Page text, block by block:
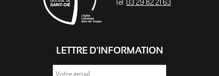
Tél: 03 29 82 21 63
LETTRE D'INFORMATION